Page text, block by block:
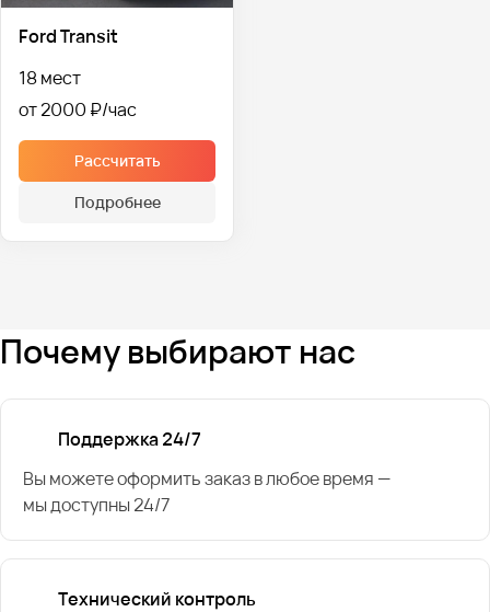
Ford Transit
18 мест
от 2000 ₽
Рассчитать
Подробнее
Почему выбирают нас
Поддержка 24/7
Вы можете оформить заказ в любое время —
мы доступны 24/7
Технический контроль